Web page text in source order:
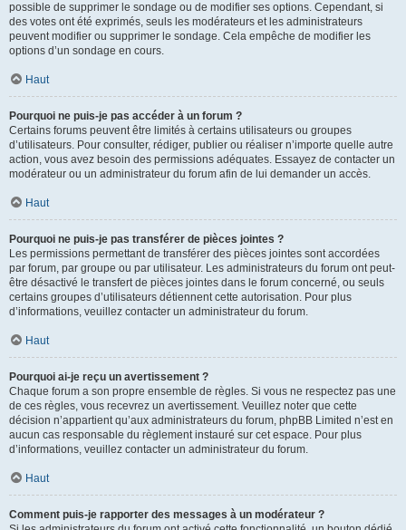
possible de supprimer le sondage ou de modifier ses options. Cependant, si
des votes ont été exprimés, seuls les modérateurs et les administrateurs
peuvent modifier ou supprimer le sondage. Cela empêche de modifier les
options d’un sondage en cours.
Haut
Pourquoi ne puis-je pas accéder à un forum ?
Certains forums peuvent être limités à certains utilisateurs ou groupes
d’utilisateurs. Pour consulter, rédiger, publier ou réaliser n’importe quelle autre
action, vous avez besoin des permissions adéquates. Essayez de contacter un
modérateur ou un administrateur du forum afin de lui demander un accès.
Haut
Pourquoi ne puis-je pas transférer de pièces jointes ?
Les permissions permettant de transférer des pièces jointes sont accordées
par forum, par groupe ou par utilisateur. Les administrateurs du forum ont peut-
être désactivé le transfert de pièces jointes dans le forum concerné, ou seuls
certains groupes d’utilisateurs détiennent cette autorisation. Pour plus
d’informations, veuillez contacter un administrateur du forum.
Haut
Pourquoi ai-je reçu un avertissement ?
Chaque forum a son propre ensemble de règles. Si vous ne respectez pas une
de ces règles, vous recevrez un avertissement. Veuillez noter que cette
décision n’appartient qu’aux administrateurs du forum, phpBB Limited n’est en
aucun cas responsable du règlement instauré sur cet espace. Pour plus
d’informations, veuillez contacter un administrateur du forum.
Haut
Comment puis-je rapporter des messages à un modérateur ?